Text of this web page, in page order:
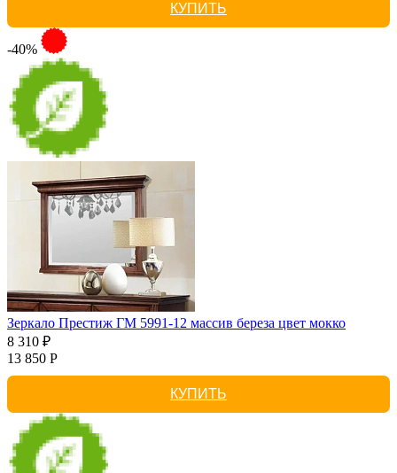
КУПИТЬ
-40%
Зеркало Престиж ГМ 5991-12 массив береза цвет мокко
8 310 ₽
13 850 Р
КУПИТЬ